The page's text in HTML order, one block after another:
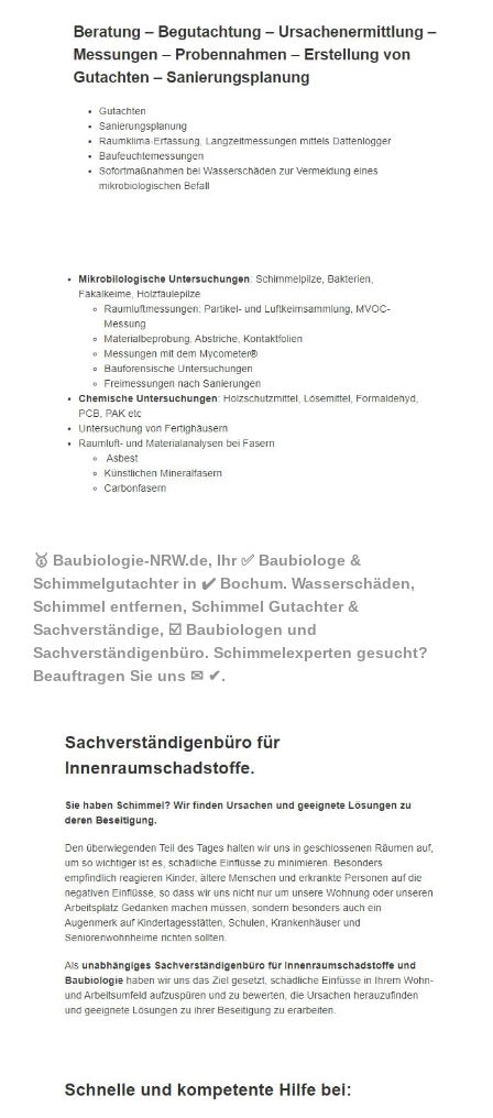
🥇 Baubiologie-NRW.de, Ihr ✅ Baubiologe &
Schimmelgutachter in ✔️ Bochum. Wasserschäden,
Schimmel entfernen, Schimmel Gutachter &
Sachverständige, ☑️ Baubiologen und
Sachverständigenbüro. Schimmelexperten gesucht?
Beauftragen Sie uns ✉ ✔.